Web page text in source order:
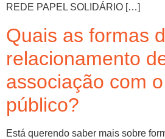
REDE PAPEL SOLIDÁRIO […]
Quais as formas
relacionamento
associação com
público?
Está querendo saber mais sobre